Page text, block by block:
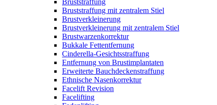
Bruststraffung mit zentralem Stiel
Brustverkleinerung
Brustverkleinerung mit zentralem Stiel
Brustwarzenkorrektur
Bukkale Fettentfernung
Cinderella-Gesichtsstraffung
Entfernung von Brustimplantaten
Erweiterte Bauchdeckenstraffung
Ethnische Nasenkorrektur
Facelift Revision
Facelifting